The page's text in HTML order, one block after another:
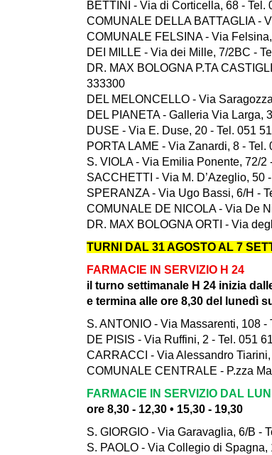
BETTINI - Via di Corticella, 68 - Tel.
COMUNALE DELLA BATTAGLIA -
COMUNALE FELSINA - Via
DEI MILLE - Via dei Mille, 7/2BC -
DR. MAX BOLOGNA P.TA
333300
DEL MELONCELLO - Via
DEL PIANETA - Galleria Via Larga,
DUSE - Via E. Duse, 20 - Tel. 051
PORTA LAME - Via Zanardi, 8 - Tel.
S. VIOLA - Via Emilia Ponente, 72/2
SACCHETTI - Via M. D’Azeglio, 50
SPERANZA - Via Ugo Bassi, 6/H -
COMUNALE DE NICOLA - Via De
DR. MAX BOLOGNA ORTI - Via
TURNI DAL 31 AGOSTO AL 7
FARMACIE IN SERVIZIO H 24
il turno settimanale H 24 inizia
e termina alle ore 8,30 del lunedì
S. ANTONIO - Via Massarenti, 108 -
DE PISIS - Via Ruffini, 2 - Tel. 051
CARRACCI - Via Alessandro
COMUNALE CENTRALE - P.zza
FARMACIE IN SERVIZIO DAL
ore 8,30 - 12,30 • 15,30 - 19,30
S. GIORGIO - Via Garavaglia, 6/B -
S. PAOLO - Via Collegio di Spagna,